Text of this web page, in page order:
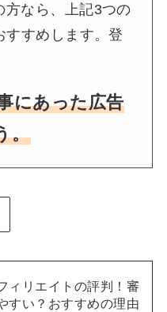
方なら、上記3つの
すすめします。登
にあった広告
。
ィリエイトの評判！審
すい？おすすめの理由